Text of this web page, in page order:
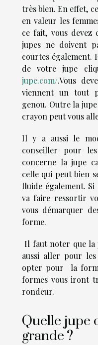
très bien. En effet,
en valeur les
ce fait, vous
jupes ne doivent
courtes également.
de votre jupe
jupe.com/.Vous
viennent un tout
genou. Outre la
crayon peut vous
Il y a aussi le
conseiller pour
concerne la jupe
celle qui peut bien
fluide également.
va faire ressortir
vous démarquer
forme.
Il faut noter que la
aussi aller pour les
opter pour la
formes vous iront
rondeur.
Quelle jupe
grande ?